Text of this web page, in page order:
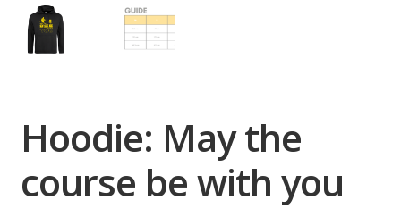
Hoodie: May the
course be with you